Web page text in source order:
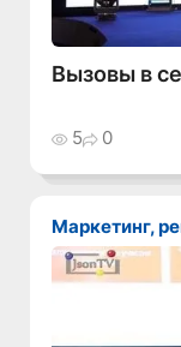
Вызовы в
5 0
Маркетинг,